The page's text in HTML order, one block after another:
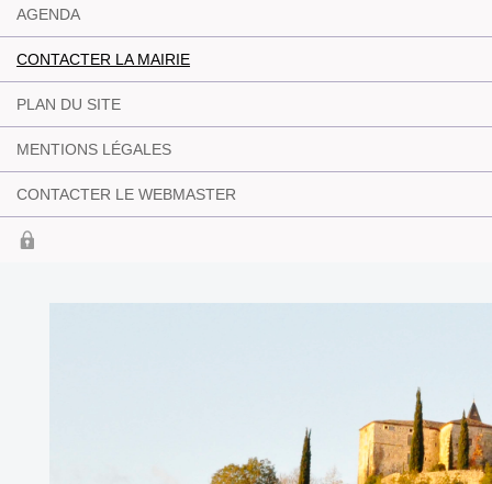
AGENDA
CONTACTER LA MAIRIE
PLAN DU SITE
MENTIONS LÉGALES
CONTACTER LE WEBMASTER